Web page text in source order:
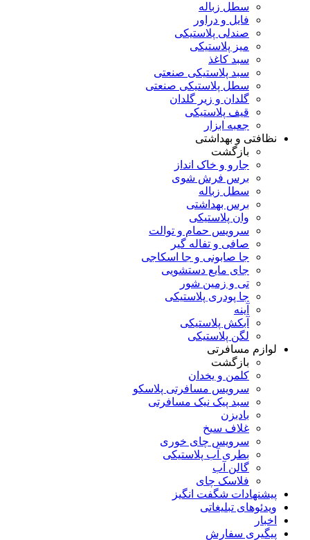
سطل زباله
فایل و دراور
صندلی پلاستیکی
میز پلاستیکی
سبد کاغذ
سبد پلاستیکی صنعتی
سطل پلاستیکی صنعتی
گلدان و زیر گلدان
قیف پلاستیکی
جعبه ابزار
نظافتی و بهداشتی
بازگشت
جارو و خاک انداز
برس فرش شوی
سطل زباله
برس بهداشتی
وان پلاستیکی
سرویس حمام و توالت
صافی و تفاله گیر
جا صابونی و جا اسکاجی
جای مایع دستشویی
تی و زمین شور
جا پودری پلاستیکی
آینه
آبکش پلاستیکی
لگن پلاستیکی
لوازم مسافرتی
بازگشت
کلمن و یخدان
سرویس مسافرتی پلاسکو
سبد پیک نیک مسافرتی
بادبزن
غلاف سیخ
سرویس چای خوری
بطری آب پلاستیکی
گالن آب
فلاسک چای
پیشنهادات شگفت انگیز
ویدئوهای تبلیغاتی
اخبار
پیگیری سفارش